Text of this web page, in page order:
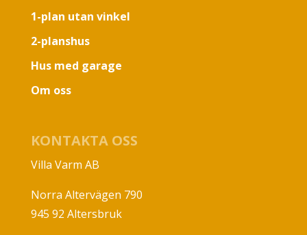
1-plan utan vinkel
2-planshus
Hus med garage
Om oss
KONTAKTA OSS
Villa Varm AB
Norra Altervägen 790
945 92 Altersbruk